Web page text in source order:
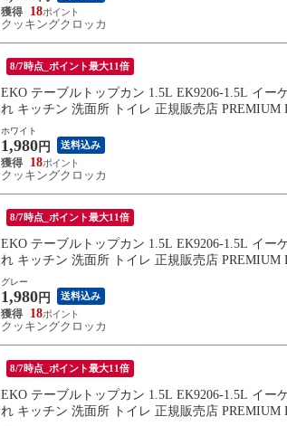
18
クッキングクロッカ
8/7時点_ポイント最大11倍
EKO テーブルトップカン 1.5L EK9206-1.5L イー
れ キッチン 洗面所 トイレ 正規販売店 PREMIUM
ホワイト
1,980 円 送料込み
18
クッキングクロッカ
8/7時点_ポイント最大11倍
EKO テーブルトップカン 1.5L EK9206-1.5L イー
れ キッチン 洗面所 トイレ 正規販売店 PREMIUM
グレー
1,980 円 送料込み
18
クッキングクロッカ
8/7時点_ポイント最大11倍
EKO テーブルトップカン 1.5L EK9206-1.5L イー
れ キッチン 洗面所 トイレ 正規販売店 PREMIUM